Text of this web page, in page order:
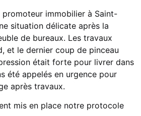
promoteur immobilier à Saint-
situation délicate après la
de bureaux. Les travaux
et le dernier coup de pinceau
était forte pour livrer dans
été appelés en urgence pour
après travaux.
mis en place notre protocole